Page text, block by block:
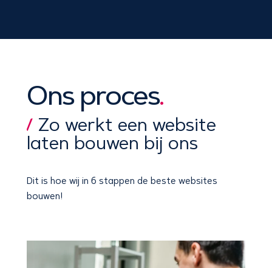
Ons proces.
Zo werkt een website
laten bouwen bij ons
Dit is hoe wij in 6 stappen de beste websites
bouwen!